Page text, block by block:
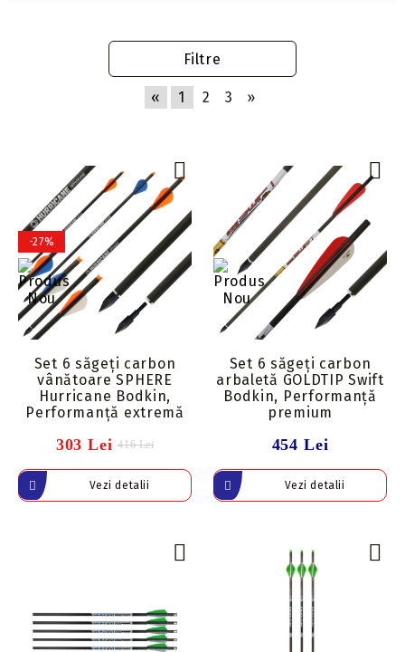
Filtre
« 1 2 3 »
-27%
Set 6 săgeți carbon
vânătoare SPHERE
Hurricane Bodkin,
Performanță extremă
303 Lei 416 Lei
Vezi detalii
Set 6 săgeți carbon
arbaletă GOLDTIP Swift
Bodkin, Performanță
premium
454 Lei
Vezi detalii